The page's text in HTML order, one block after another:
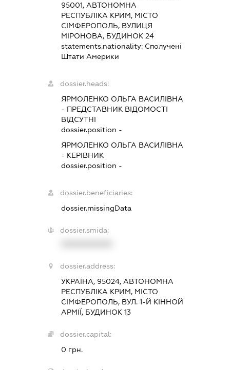
95001, АВТОНОМНА
РЕСПУБЛІКА КРИМ, МІСТО
СІМФЕРОПОЛЬ, ВУЛИЦЯ
МІРОНОВА, БУДИНОК 24
statements.nationality: Сполучені
Штати Америки
dossier.heads:
ЯРМОЛЕНКО ОЛЬГА ВАСИЛІВНА
- ПРЕДСТАВНИКВІДОМОСТІ
ВІДСУТНІ
dossier.position -
ЯРМОЛЕНКО ОЛЬГА ВАСИЛІВНА
- КЕРІВНИК
dossier.position -
dossier.beneficiaries:
dossier.missingData
dossier.smida:
dossier.address:
УКРАЇНА, 95024, АВТОНОМНА
РЕСПУБЛІКА КРИМ, МІСТО
СІМФЕРОПОЛЬ, ВУЛ. 1-Й КІННОЙ
АРМІЇ, БУДИНОК 13
dossier.capital:
0 грн.